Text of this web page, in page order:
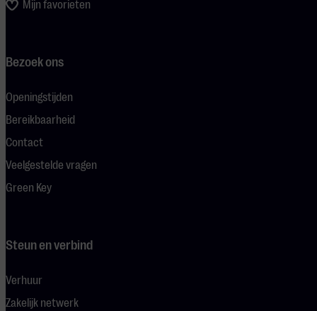
Mijn favorieten
Bezoek ons
Openingstijden
Bereikbaarheid
Contact
Veelgestelde vragen
Green Key
Steun en verbind
Verhuur
Zakelijk netwerk